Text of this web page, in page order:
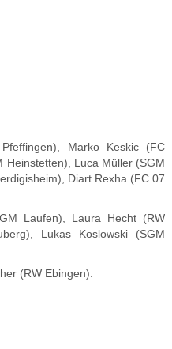
Marko Keskic (FC
Luca Müller (SGM
Diart Rexha (FC 07
Laufen), Laura Hecht (RW
Lukas Koslowski (SGM
(RW Ebingen).